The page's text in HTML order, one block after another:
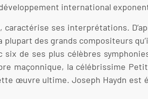
international
ses interprétations.
des grands compositeurs
de ses plus célèbres
maçonnique, la célébrissime
œuvre ultime. Joseph Haydn est